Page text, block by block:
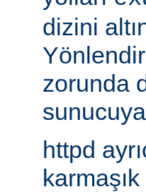
dizini
zorunda
httpd